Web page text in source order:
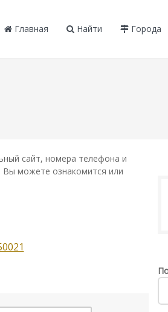
Главная Найти Города
сайт, номера телефона и
Вы можете ознакомится или